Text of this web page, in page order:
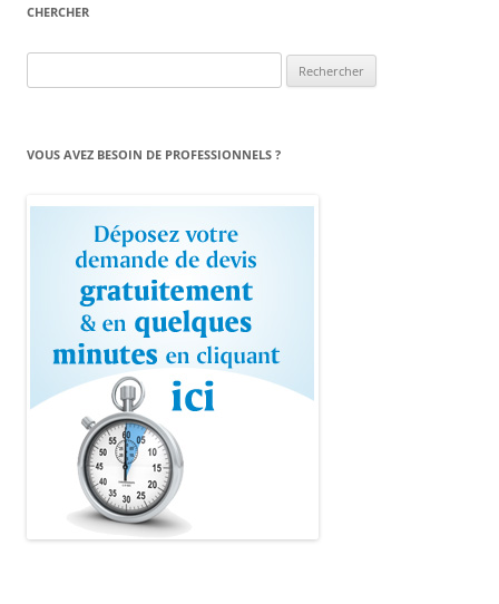
CHERCHER
VOUS AVEZ BESOIN DE PROFESSIONNELS ?